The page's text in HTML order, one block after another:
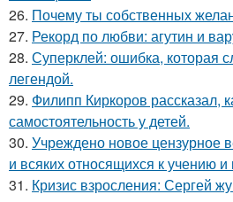
26. Почему ты собственных
27. Рекорд по любви: агутин и
28. Суперклей: ошибка, которая
легендой.
29. Филипп Киркоров рассказал,
самостоятельность у детей.
30. Учреждено новое цензурное
и всяких относящихся к учению и
31. Кризис взросления: Сергей